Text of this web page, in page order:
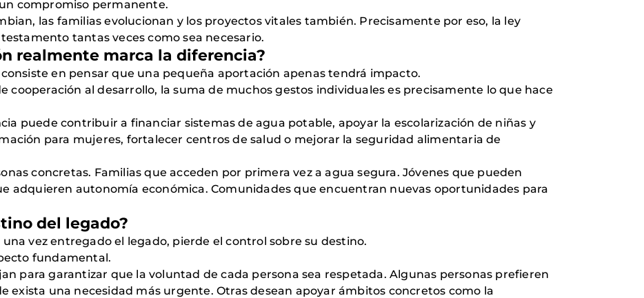
compromiso permanente.
las familias evolucionan y los proyectos vitales también. Precisamente por eso, la ley
tantas veces como sea necesario.
realmente marca la diferencia?
en pensar que una pequeña aportación apenas tendrá impacto.
cooperación al desarrollo, la suma de muchos gestos individuales es precisamente lo que hace
puede contribuir a financiar sistemas de agua potable, apoyar la escolarización de niñas y
para mujeres, fortalecer centros de salud o mejorar la seguridad alimentaria de
concretas. Familias que acceden por primera vez a agua segura. Jóvenes que pueden
adquieren autonomía económica. Comunidades que encuentran nuevas oportunidades para
del legado?
vez entregado el legado, pierde el control sobre su destino.
fundamental.
para garantizar que la voluntad de cada persona sea respetada. Algunas personas prefieren
exista una necesidad más urgente. Otras desean apoyar ámbitos concretos como la